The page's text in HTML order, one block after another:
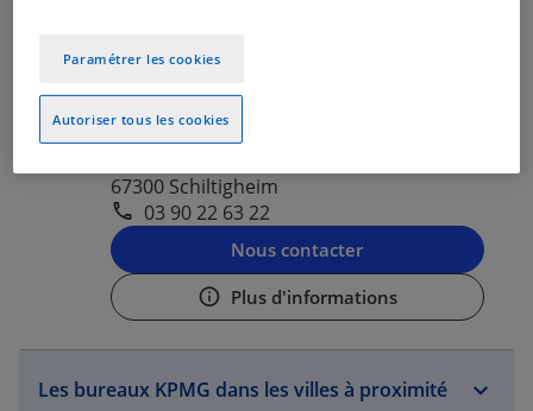
2
6.76 km
KPMG AVOCATS SCHILTIGHEIM -
STRASBOURG
67300 Schiltigheim
03 90 22 63 22
Fermé actuellement
Nous contacter
Plus d'informations
Les bureaux KPMG dans les villes à proximité
Autoriser tous les cookies
Paramétrer les cookies